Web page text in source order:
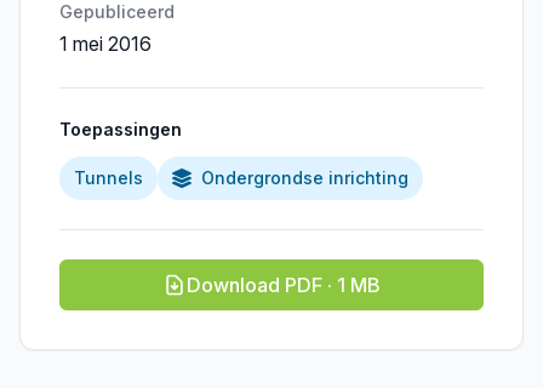
Gepubliceerd
1 mei 2016
Toepassingen
Tunnels Ondergrondse inrichting
Download PDF · 1 MB